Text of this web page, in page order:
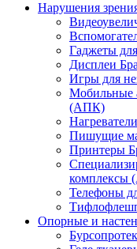
Нарушения
Гаджеты
Дисплеи
Игры для
Мобильные
(АПК)
Нагреватели
Пишущие
Принтеры
комплексы
Телефоны
Опорные и